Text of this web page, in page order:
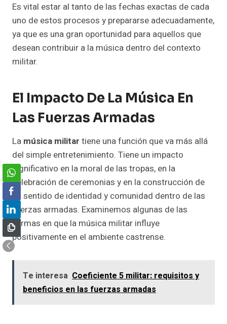
Es vital estar al tanto de las fechas exactas de cada
uno de estos procesos y prepararse adecuadamente,
ya que es una gran oportunidad para aquellos que
desean contribuir a la música dentro del contexto
militar.
El Impacto De La Música En
Las Fuerzas Armadas
La música militar tiene una función que va más allá
del simple entretenimiento. Tiene un impacto
significativo en la moral de las tropas, en la
celebración de ceremonias y en la construcción de
un sentido de identidad y comunidad dentro de las
fuerzas armadas. Examinemos algunas de las
formas en que la música militar influye
positivamente en el ambiente castrense.
Te interesa Coeficiente 5 militar: requisitos y
beneficios en las fuerzas armadas